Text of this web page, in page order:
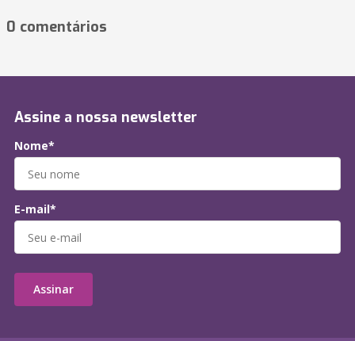
0 comentários
Assine a nossa newsletter
Nome*
E-mail*
Assinar